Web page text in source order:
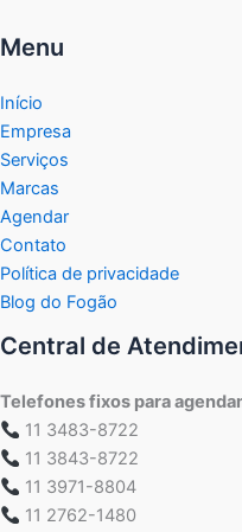
Menu
Início
Empresa
Serviços
Marcas
Agendar
Contato
Política de privacidade
Blog do Fogão
Central de
Telefones fixos para
11 3483-8722
11 3843-8722
11 3971-8804
11 2762-1480